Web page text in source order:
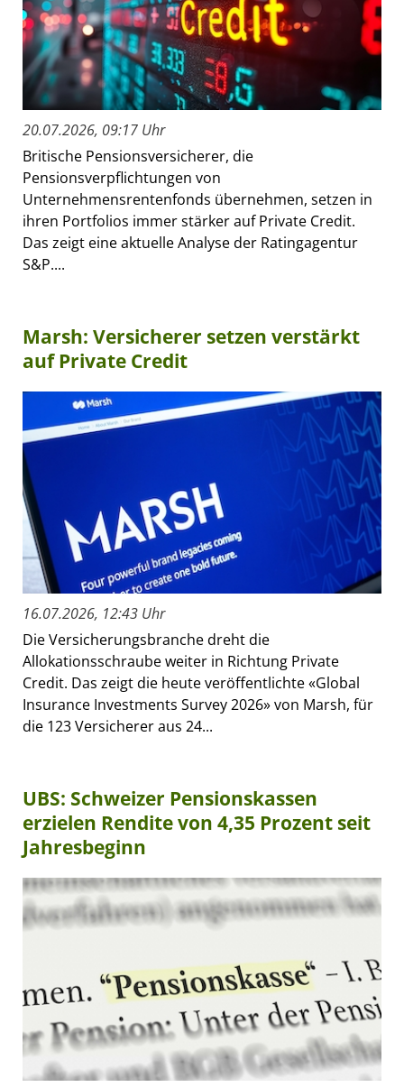
20.07.2026, 09:17 Uhr
Britische Pensionsversicherer, die
Pensionsverpflichtungen von
Unternehmensrentenfonds übernehmen, setzen in
ihren Portfolios immer stärker auf Private Credit.
Das zeigt eine aktuelle Analyse der Ratingagentur
S&P....
Marsh: Versicherer setzen verstärkt
auf Private Credit
16.07.2026, 12:43 Uhr
Die Versicherungsbranche dreht die
Allokationsschraube weiter in Richtung Private
Credit. Das zeigt die heute veröffentlichte «Global
Insurance Investments Survey 2026» von Marsh, für
die 123 Versicherer aus 24...
UBS: Schweizer Pensionskassen
erzielen Rendite von 4,35 Prozent seit
Jahresbeginn